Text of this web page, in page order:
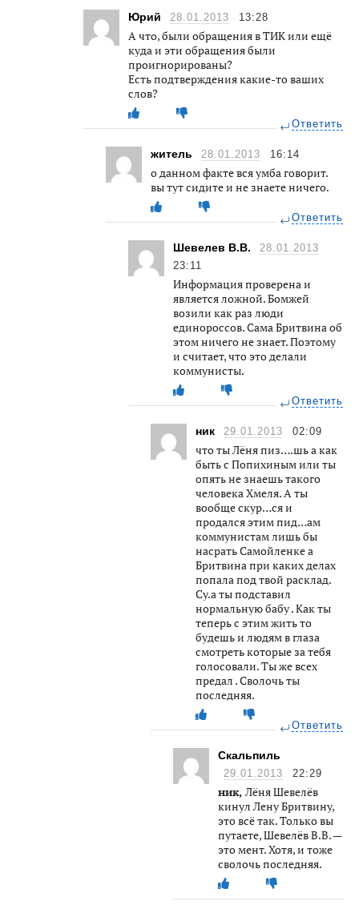
Юрий 28.01.2013 13:28
А что, были обращения в ТИК или ещё
куда и эти обращения были
проигнорированы?
Есть подтверждения какие-то ваших
слов?
Ответить
житель 28.01.2013 16:14
о данном факте вся умба говорит.
вы тут сидите и не знаете ничего.
Ответить
Шевелев В.В.
28.01.2013
23:11
Информация проверена и
является ложной. Бомжей
возили как раз люди
единороссов. Сама Бритвина об
этом ничего не знает. Поэтому
и считает, что это делали
коммунисты.
Ответить
ник 29.01.2013 02:09
что ты Лёня пиз….шь а как
быть с Попихиным или ты
опять не знаешь такого
человека Хмеля. А ты
вообще скур…ся и
продался этим пид…ам
коммунистам лишь бы
насрать Самойленке а
Бритвина при каких делах
попала под твой расклад.
Су.а ты подставил
нормальную бабу . Как ты
теперь с этим жить то
будешь и людям в глаза
смотреть которые за тебя
голосовали. Ты же всех
предал . Сволочь ты
последняя.
Ответить
Скальпиль
29.01.2013 22:29
ник, Лёня Шевелёв
кинул Лену Бритвину,
это всё так. Только вы
путаете, Шевелёв В.В. —
это мент. Хотя, и тоже
сволочь последняя.